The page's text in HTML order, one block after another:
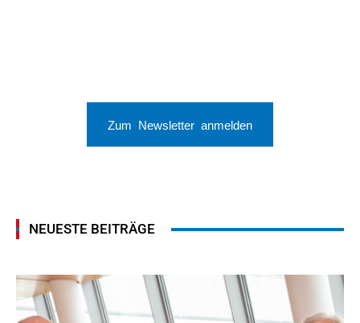
Zum Newsletter anmelden
NEUESTE BEITRÄGE